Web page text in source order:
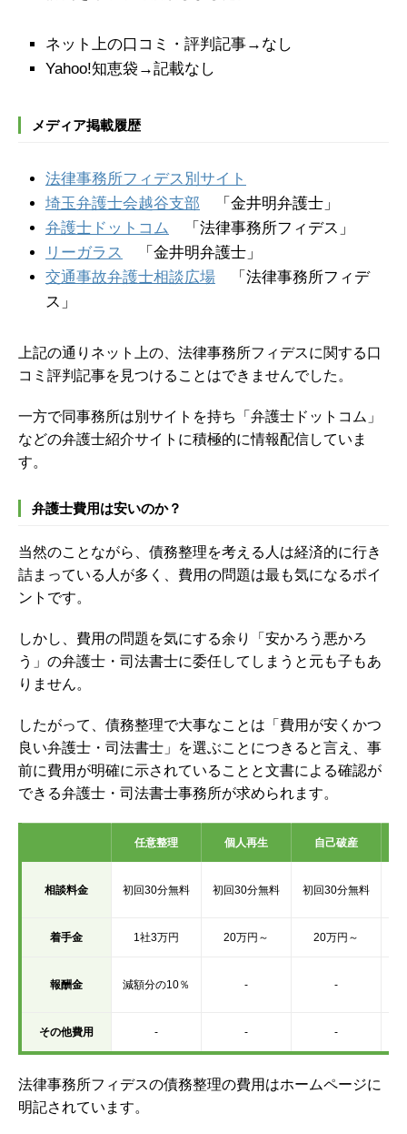
ネット上の口コミ・評判記事→なし
Yahoo!知恵袋→記載なし
メディア掲載履歴
法律事務所フィデス別サイト
埼玉弁護士会越谷支部 「金井明弁護士」
弁護士ドットコム 「法律事務所フィデス」
リーガラス
「金井明弁護士」
交通事故弁護士相談広場 「法律事務所フィデ
ス」
上記の通りネット上の、法律事務所フィデスに関する口
コミ評判記事を見つけることはできませんでした。
一方で同事務所は別サイトを持ち「弁護士ドットコム」
などの弁護士紹介サイトに積極的に情報配信していま
す。
弁護士費用は安いのか？
当然のことながら、債務整理を考える人は経済的に行き
詰まっている人が多く、費用の問題は最も気になるポイ
ントです。
しかし、費用の問題を気にする余り「安かろう悪かろ
う」の弁護士・司法書士に委任してしまうと元も子もあ
りません。
したがって、債務整理で大事なことは「費用が安くかつ
良い弁護士・司法書士」を選ぶことにつきると言え、事
前に費用が明確に示されていることと文書による確認が
できる弁護士・司法書士事務所が求められます。
任意整理 個人再生 自己破産
相談料金 初回30分無料 初回30分無料 初回30分無料
着手金 1社3万円 20万円～ 20万円～
報酬金 減額分の10％ - -
その他費用 - - -
法律事務所フィデスの債務整理の費用はホームページに
明記されています。